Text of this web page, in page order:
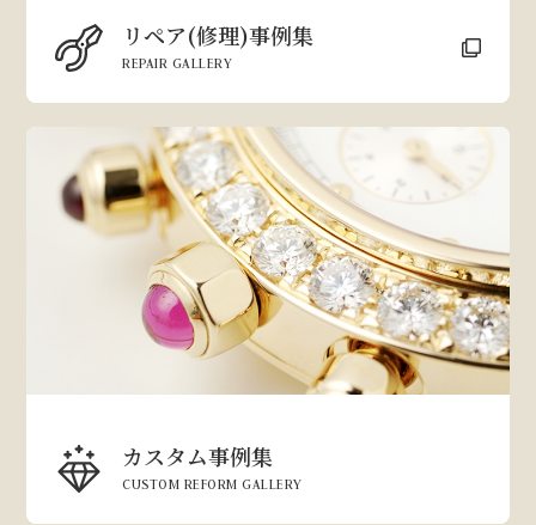
リペア(修理)事例集
REPAIR GALLERY
カスタム事例集
CUSTOM REFORM GALLERY